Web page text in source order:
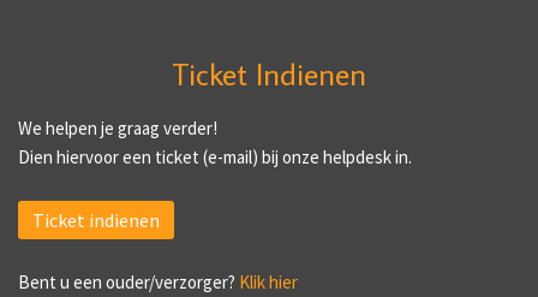
Ticket Indienen
We helpen je graag verder!
Dien hiervoor een ticket (e-mail) bij onze helpdesk in.
Ticket indienen
Bent u een ouder/verzorger? Klik hier